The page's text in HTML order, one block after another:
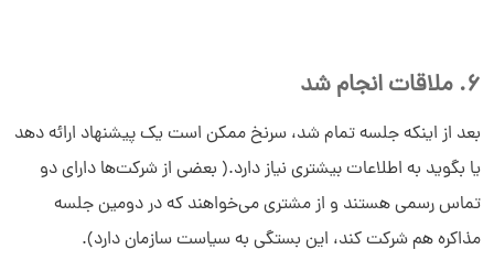
6. ملاقات انجام شد
بعد از اینکه جلسه تمام شد، سرنخ ممکن است یک پیشنهاد ارائه دهد
یا بگوید به اطلاعات بیشتری نیاز دارد.( بعضی از شرکت‌ها دارای دو
تماس رسمی هستند و از مشتری می‌خواهند که در دومین جلسه
مذاکره هم شرکت کند، این بستگی به سیاست سازمان دارد).